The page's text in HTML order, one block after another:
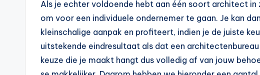
Als je echter voldoende hebt aan één soort architect
om voor een individuele ondernemer te gaan. Je kan
kleinschalige aanpak en profiteert, indien je de juiste
uitstekende eindresultaat als dat een
keuze die je maakt hangt dus volledig af van jouw